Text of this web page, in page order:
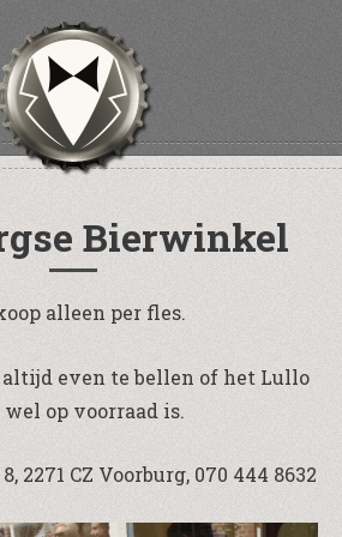
Bierwinkel
alleen per fles.
altijd even te bellen of het Lullo
op voorraad is.
2271 CZ Voorburg, 070 444 8632